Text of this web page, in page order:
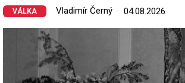
VÁLKA Vladimír Černý 04.08.2026